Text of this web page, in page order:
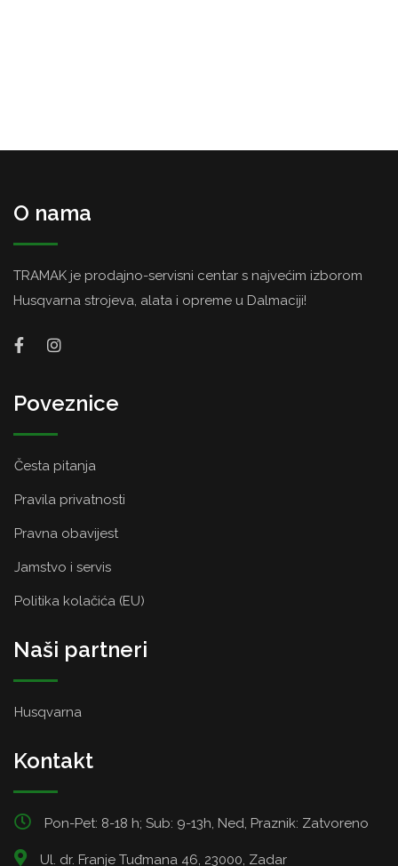
O nama
TRAMAK je prodajno-servisni centar s najvećim izborom
Husqvarna strojeva, alata i opreme u Dalmaciji!
Poveznice
Česta pitanja
Pravila privatnosti
Pravna obavijest
Jamstvo i servis
Politika kolačića (EU)
Naši partneri
Husqvarna
Kontakt
Pon-Pet: 8-18 h; Sub: 9-13h, Ned, Praznik: Zatvoreno
Ul. dr. Franje Tuđmana 46, 23000, Zadar